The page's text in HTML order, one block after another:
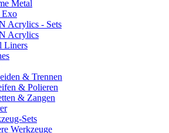
Metal
Exo
Acrylics - Sets
Acrylics
Liners
& Trennen
& Polieren
& Zangen
Sets
Werkzeuge